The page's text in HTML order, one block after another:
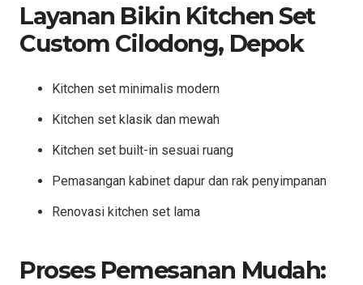
Layanan Bikin Kitchen Set
Custom Cilodong, Depok
Kitchen set minimalis modern
Kitchen set klasik dan mewah
Kitchen set built-in sesuai ruang
Pemasangan kabinet dapur dan rak penyimpanan
Renovasi kitchen set lama
Proses Pemesanan Mudah: